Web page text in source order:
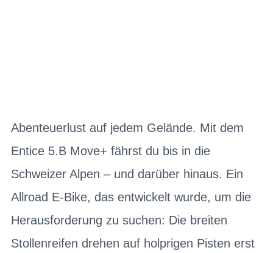
Abenteuerlust auf jedem Gelände. Mit dem
Entice 5.B Move+ fährst du bis in die
Schweizer Alpen – und darüber hinaus. Ein
Allroad E-Bike, das entwickelt wurde, um die
Herausforderung zu suchen: Die breiten
Stollenreifen drehen auf holprigen Pisten erst